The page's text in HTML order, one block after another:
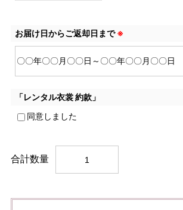
お届け日からご返却日まで ※
「レンタル衣裳 約款」
同意しました
合計数量